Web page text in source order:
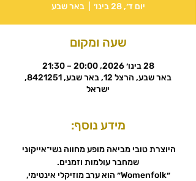
יום ד׳, 28 בינו׳
  |
באר שבע
שעה ומקום
28 בינו׳ 2026, 20:00 – 21:30
באר שבע, הרצל 12, באר שבע, 8421251,
ישראל
מידע נוסף:
היוצרת טובי מביאה מופע מחווה נשי־אייקוני
שמחבר עולמות וזמנים.
״Womenfolk״ הוא ערב מוזיקלי אינטימי,